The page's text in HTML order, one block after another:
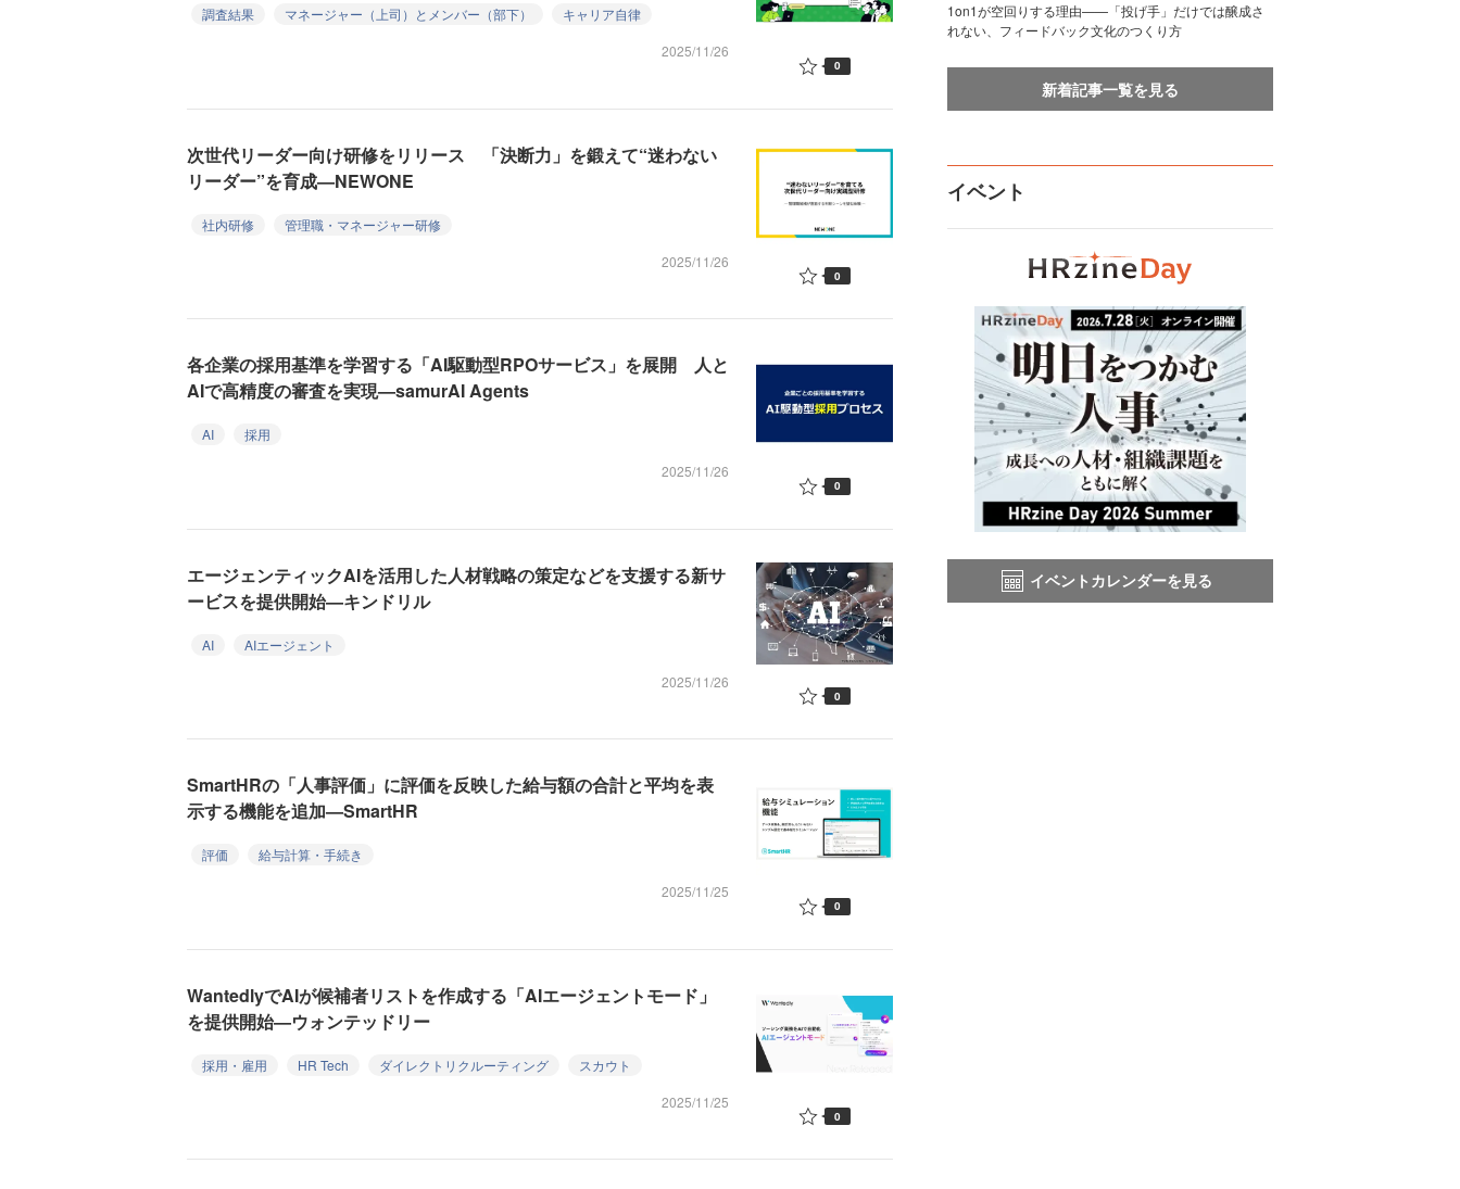
調査結果 マネージャー（上司）とメンバー（部下）
キャリア自律
2025/11/26
0
次世代リーダー向け研修をリリース 「決断力」を鍛えて“迷わない
リーダー”を育成—NEWONE
社内研修
管理職・マネージャー研修
2025/11/26
0
各企業の採用基準を学習する「AI駆動型RPOサービス」を展開 人と
AIで高精度の審査を実現—samurAI Agents
AI
採用
2025/11/26
0
エージェンティックAIを活用した人材戦略の策定などを支援する新サ
ービスを提供開始—キンドリル
AI
AIエージェント
2025/11/26
0
SmartHRの「人事評価」に評価を反映した給与額の合計と平均を表
示する機能を追加—SmartHR
評価
給与計算・手続き
2025/11/25
0
WantedlyでAIが候補者リストを作成する「AIエージェントモード」
を提供開始—ウォンテッドリー
採用・雇用 HR Tech ダイレクトリクルーティング
スカウト
2025/11/25
0
1on1が空回りする理由——「投げ手」だけでは醸成さ
れない、フィードバック文化のつくり方
新着記事一覧を見る
イベント
イベントカレンダーを見る